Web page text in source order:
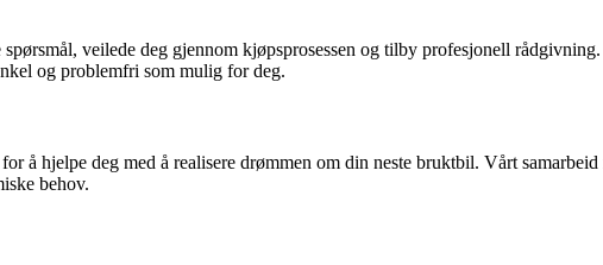
veilede deg gjennom kjøpsprosessen og tilby profesjonell
og problemfri som mulig for deg.
å hjelpe deg med å realisere drømmen om din neste bruktbil. Vårt
behov.